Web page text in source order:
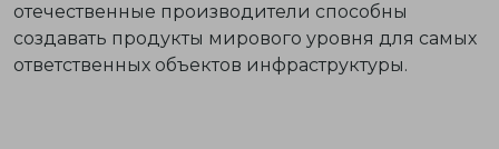
отечественные производители способны
создавать продукты мирового уровня для самых
ответственных объектов инфраструктуры.